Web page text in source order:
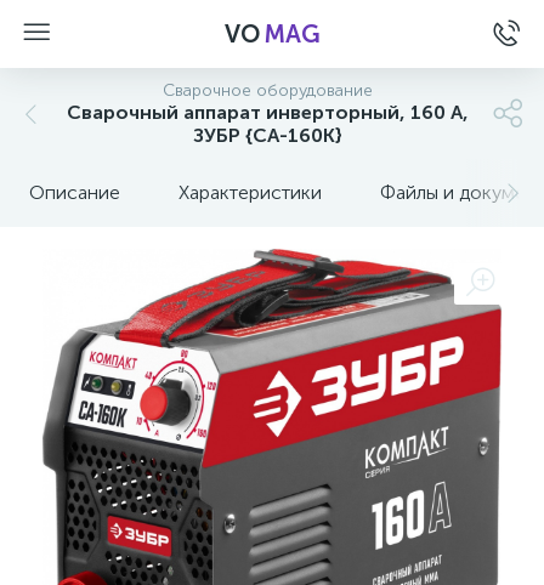
VOMAG
Сварочное оборудование
Сварочный аппарат инверторный, 160 А,
ЗУБР {СА-160К}
Описание Характеристики Файлы и